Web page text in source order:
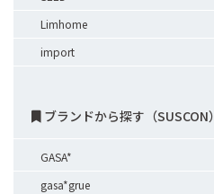
Limhome
import
ブランドから探す（SUSCON）
GASA*
gasa*grue